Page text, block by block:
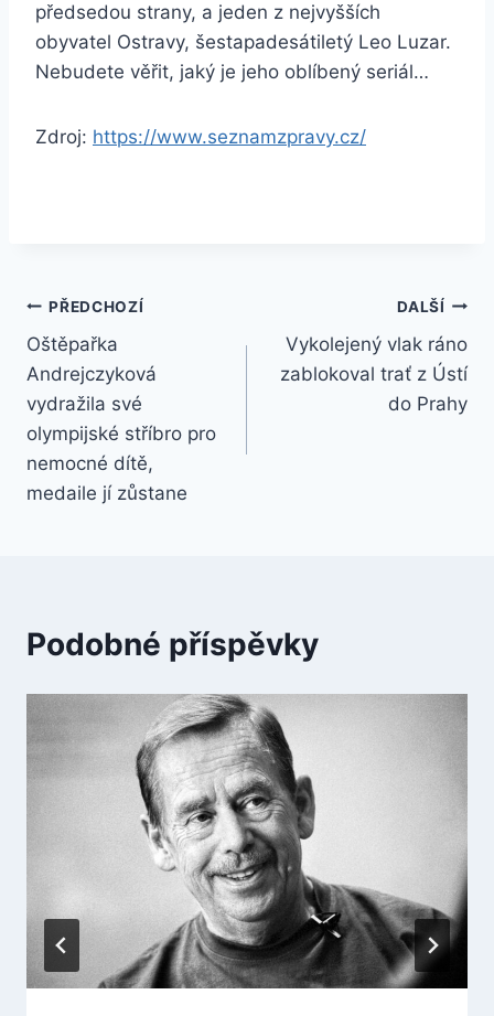
předsedou strany, a jeden z nejvyšších
obyvatel Ostravy, šestapadesátiletý Leo Luzar.
Nebudete věřit, jaký je jeho oblíbený seriál…
Zdroj: https://www.seznamzpravy.cz/
Navigace
pro
příspěvek
PŘEDCHOZÍ
Oštěpařka
Andrejczyková
vydražila své
olympijské stříbro pro
nemocné dítě,
medaile jí zůstane
DALŠÍ
Vykolejený vlak ráno
zablokoval trať z Ústí
do Prahy
Podobné příspěvky